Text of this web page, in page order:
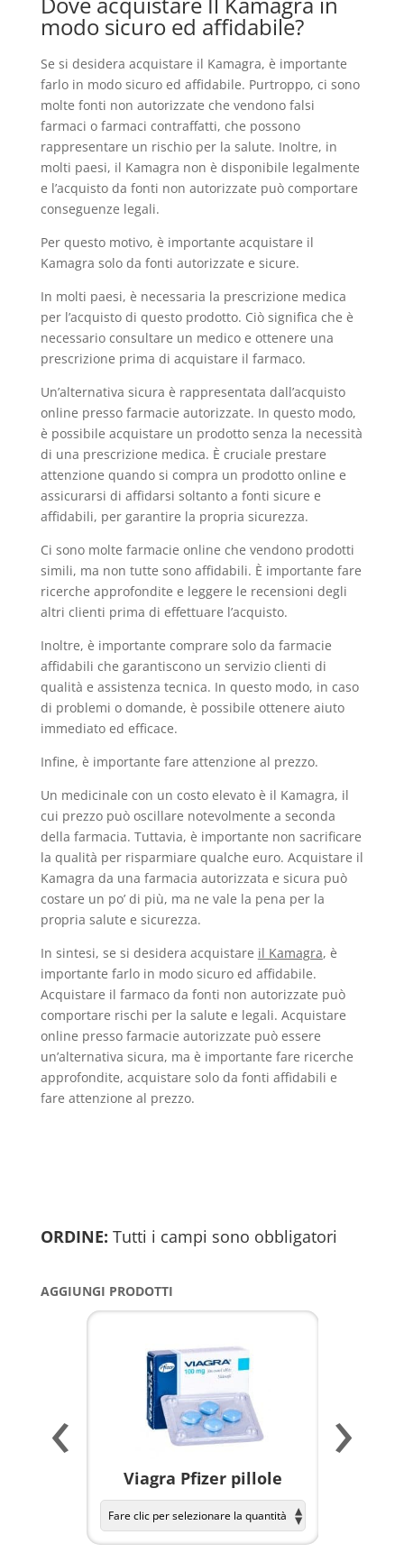
modo sicuro ed affidabile?
Se si desidera acquistare il Kamagra, è importante
farlo in modo sicuro ed affidabile. Purtroppo, ci sono
molte fonti non autorizzate che vendono falsi
farmaci o farmaci contraffatti, che possono
rappresentare un rischio per la salute. Inoltre, in
molti paesi, il Kamagra non è disponibile legalmente
e l’acquisto da fonti non autorizzate può comportare
conseguenze legali.
Per questo motivo, è importante acquistare il
Kamagra solo da fonti autorizzate e sicure.
In molti paesi, è necessaria la prescrizione medica
per l’acquisto di questo prodotto. Ciò significa che è
necessario consultare un medico e ottenere una
prescrizione prima di acquistare il farmaco.
Un’alternativa sicura è rappresentata dall’acquisto
online presso farmacie autorizzate. In questo modo,
è possibile acquistare un prodotto senza la necessità
di una prescrizione medica. È cruciale prestare
attenzione quando si compra un prodotto online e
assicurarsi di affidarsi soltanto a fonti sicure e
affidabili, per garantire la propria sicurezza.
Ci sono molte farmacie online che vendono prodotti
simili, ma non tutte sono affidabili. È importante fare
ricerche approfondite e leggere le recensioni degli
altri clienti prima di effettuare l’acquisto.
Inoltre, è importante comprare solo da farmacie
affidabili che garantiscono un servizio clienti di
qualità e assistenza tecnica. In questo modo, in caso
di problemi o domande, è possibile ottenere aiuto
immediato ed efficace.
Infine, è importante fare attenzione al prezzo.
Un medicinale con un costo elevato è il Kamagra, il
cui prezzo può oscillare notevolmente a seconda
della farmacia. Tuttavia, è importante non sacrificare
la qualità per risparmiare qualche euro. Acquistare il
Kamagra da una farmacia autorizzata e sicura può
costare un po’ di più, ma ne vale la pena per la
propria salute e sicurezza.
In sintesi, se si desidera acquistare il Kamagra, è
importante farlo in modo sicuro ed affidabile.
Acquistare il farmaco da fonti non autorizzate può
comportare rischi per la salute e legali. Acquistare
online presso farmacie autorizzate può essere
un’alternativa sicura, ma è importante fare ricerche
approfondite, acquistare solo da fonti affidabili e
fare attenzione al prezzo.
ORDINE: Tutti i campi sono obbligatori
AGGIUNGI PRODOTTI
Viagra Pfizer pillole
‹ ›